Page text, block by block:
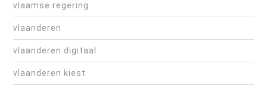
vlaamse regering
vlaanderen
vlaanderen digitaal
vlaanderen kiest